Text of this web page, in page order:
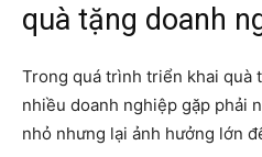
quà tặng doanh
Trong quá trình triển khai quà
nhiều doanh nghiệp gặp phải
nhỏ nhưng lại ảnh hưởng lớn